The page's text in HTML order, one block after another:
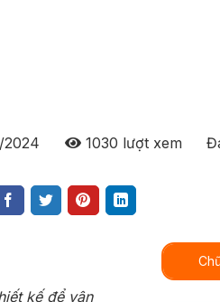
2024 1030 lượt xem
kế để vận